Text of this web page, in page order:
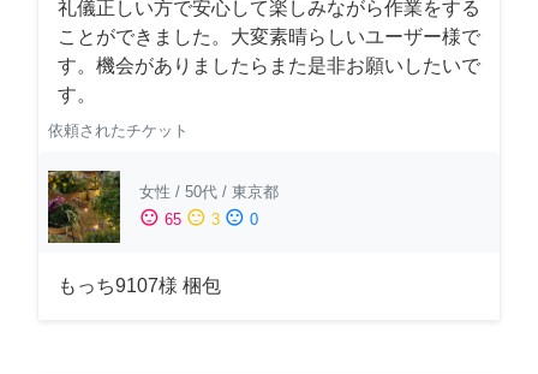
礼儀正しい方で安心して楽しみながら作業をする
ことができました。大変素晴らしいユーザー様で
す。機会がありましたらまた是非お願いしたいで
す。
依頼されたチケット
女性 / 50代 / 東京都
sentiment_satisfied 65 sentiment_neutral 3 sentiment_dissatisfied 0
もっち9107様 梱包